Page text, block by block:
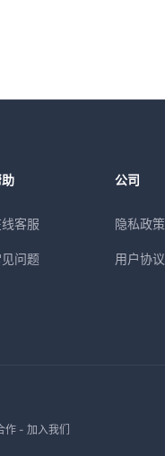
客服
见问题
公司
隐私政策
用户协议
作- 加入我们